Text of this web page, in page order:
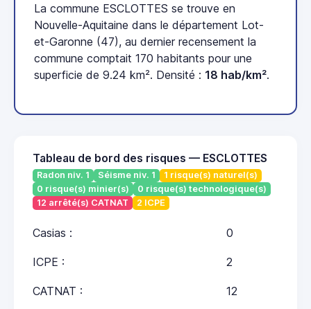
La commune ESCLOTTES se trouve en
Nouvelle-Aquitaine dans le département Lot-
et-Garonne (47), au dernier recensement la
commune comptait 170 habitants pour une
superficie de 9.24 km². Densité : 18 hab/km².
Tableau de bord des risques — ESCLOTTES
Radon niv. 1 Séisme niv. 1
1 risque(s) naturel(s)
0 risque(s) minier(s)
0 risque(s) technologique(s)
12 arrêté(s) CATNAT
2 ICPE
Casias : 0
ICPE : 2
CATNAT : 12